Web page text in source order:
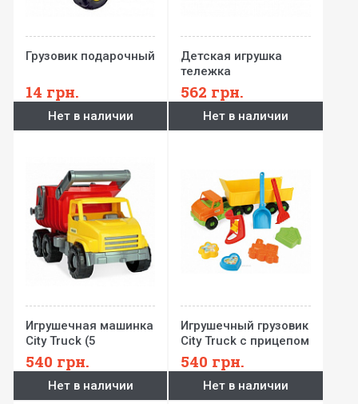
Грузовик подарочный
14 грн.
Нет в наличии
Детская игрушка
тележка
562 грн.
Нет в наличии
Игрушечная машинка
City Truck (5
моделей)
540 грн.
Нет в наличии
Игрушечный грузовик
City Truck с прицепом
68 см + набор для
песка IML
540 грн.
Нет в наличии